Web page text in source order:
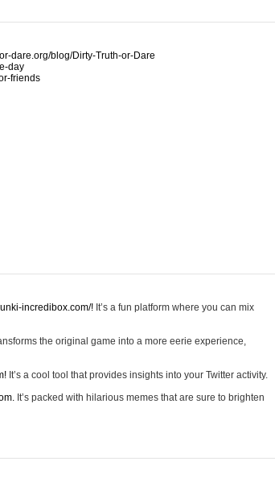
dare.org/blog/Dirty-Truth-or-Dare
day
friends
incredibox.com/! It’s a fun platform where you can mix
the original game into a more eerie experience,
It’s a cool tool that provides insights into your Twitter activity.
It’s packed with hilarious memes that are sure to brighten